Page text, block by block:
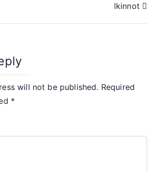
lkinnot
will not be published. Required
*